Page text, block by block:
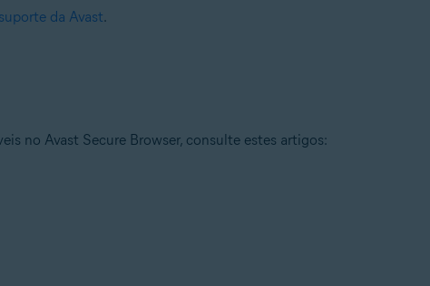
suporte da Avast.
no Avast Secure Browser, consulte estes artigos: